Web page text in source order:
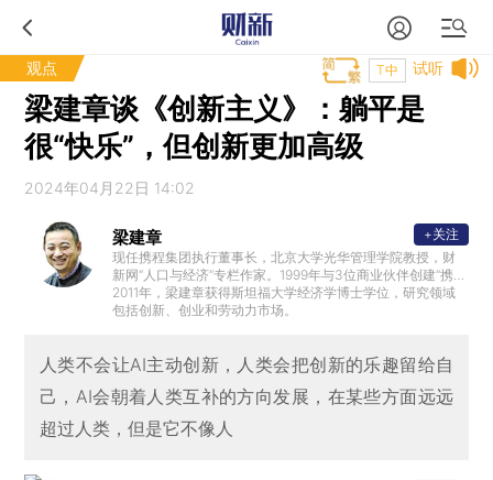
观点 试听
T中
梁建章谈《创新主义》：躺平是
很“快乐”，但创新更加高级
2024年04月22日 14:02
梁建章
现任携程集团执行董事长，北京大学光华管理学院教授，财
新网“人口与经济”专栏作家。1999年与3位商业伙伴创建“携程
旅行网”，在2000年至2006年期间任CEO，并从2003年起兼
任董事会主席。
2011年，梁建章获得斯坦福大学经济学博士学位，研究领域
包括创新、创业和劳动力市场。
+关注
人类不会让AI主动创新，人类会把创新的乐趣留给自
己，AI会朝着人类互补的方向发展，在某些方面远远
超过人类，但是它不像人